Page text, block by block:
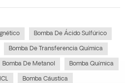
segura y eficiente de fluidos. A
Bomba De Ácido Sulfúrico
Bomba De Transferencia Química
Bomba De Metanol Bomba Química
Bomba Cáustica